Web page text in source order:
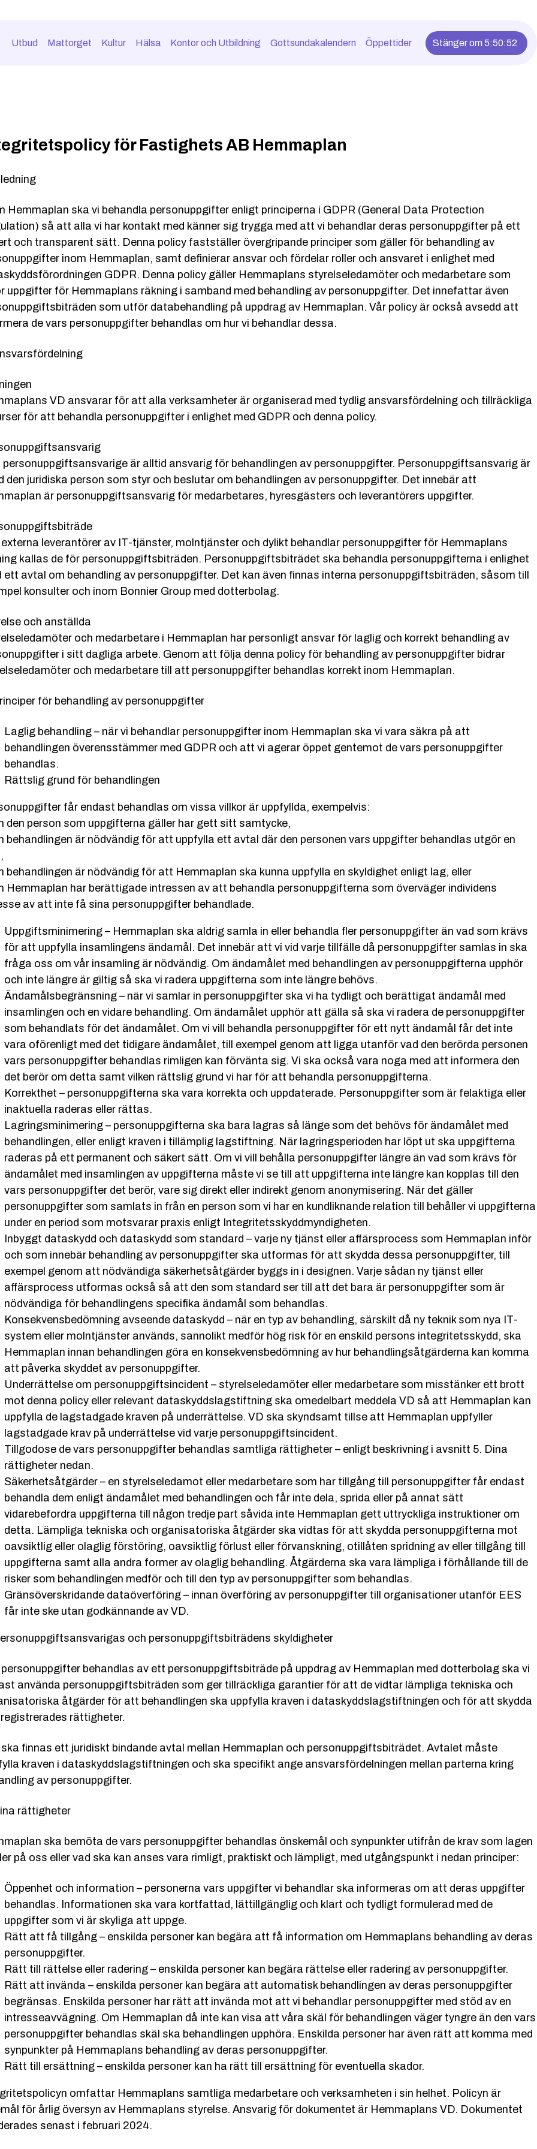
Utbud Mattorget Kultur Hälsa Kontor och Utbildning Gottsundakalendern Öppettider Stänger om 5:50:51
för Fastighets AB Hemmaplan
Hemmaplan ska vi behandla personuppgifter enligt principerna i GDPR (General Data Protection
så att alla vi har kontakt med känner sig trygga med att vi behandlar deras personuppgifter på ett
och transparent sätt. Denna policy fastställer övergripande principer som gäller för behandling av
inom Hemmaplan, samt definierar ansvar och fördelar roller och ansvaret i enlighet med
GDPR. Denna policy gäller Hemmaplans styrelseledamöter och medarbetare som
uppgifter för Hemmaplans räkning i samband med behandling av personuppgifter. Det innefattar även
som utför databehandling på uppdrag av Hemmaplan. Vår policy är också avsedd att
de vars personuppgifter behandlas om hur vi behandlar dessa.
VD ansvarar för att alla verksamheter är organiserad med tydlig ansvarsfördelning och tillräckliga
för att behandla personuppgifter i enlighet med GDPR och denna policy.
personuppgiftsansvarige är alltid ansvarig för behandlingen av personuppgifter. Personuppgiftsansvarig är
den juridiska person som styr och beslutar om behandlingen av personuppgifter. Det innebär att
är personuppgiftsansvarig för medarbetares, hyresgästers och leverantörers uppgifter.
externa leverantörer av IT-tjänster, molntjänster och dylikt behandlar personuppgifter för Hemmaplans
kallas de för personuppgiftsbiträden. Personuppgiftsbiträdet ska behandla personuppgifterna i enlighet
ett avtal om behandling av personuppgifter. Det kan även finnas interna personuppgiftsbiträden, såsom till
konsulter och inom Bonnier Group med dotterbolag.
och anställda
och medarbetare i Hemmaplan har personligt ansvar för laglig och korrekt behandling av
i sitt dagliga arbete. Genom att följa denna policy för behandling av personuppgifter bidrar
och medarbetare till att personuppgifter behandlas korrekt inom Hemmaplan.
för behandling av personuppgifter
Laglig behandling – när vi behandlar personuppgifter inom Hemmaplan ska vi vara säkra på att
behandlingen överensstämmer med GDPR och att vi agerar öppet gentemot de vars personuppgifter
behandlas.
Rättslig grund för behandlingen
får endast behandlas om vissa villkor är uppfyllda, exempelvis:
den person som uppgifterna gäller har gett sitt samtycke,
behandlingen är nödvändig för att uppfylla ett avtal där den personen vars uppgifter behandlas utgör en
behandlingen är nödvändig för att Hemmaplan ska kunna uppfylla en skyldighet enligt lag, eller
Hemmaplan har berättigade intressen av att behandla personuppgifterna som överväger individens
av att inte få sina personuppgifter behandlade.
Uppgiftsminimering – Hemmaplan ska aldrig samla in eller behandla fler personuppgifter än vad som krävs
för att uppfylla insamlingens ändamål. Det innebär att vi vid varje tillfälle då personuppgifter samlas in ska
fråga oss om vår insamling är nödvändig. Om ändamålet med behandlingen av personuppgifterna upphör
och inte längre är giltig så ska vi radera uppgifterna som inte längre behövs.
Ändamålsbegränsning – när vi samlar in personuppgifter ska vi ha tydligt och berättigat ändamål med
insamlingen och en vidare behandling. Om ändamålet upphör att gälla så ska vi radera de personuppgifter
som behandlats för det ändamålet. Om vi vill behandla personuppgifter för ett nytt ändamål får det inte
vara oförenligt med det tidigare ändamålet, till exempel genom att ligga utanför vad den berörda personen
vars personuppgifter behandlas rimligen kan förvänta sig. Vi ska också vara noga med att informera den
det berör om detta samt vilken rättslig grund vi har för att behandla personuppgifterna.
Korrekthet – personuppgifterna ska vara korrekta och uppdaterade. Personuppgifter som är felaktiga eller
inaktuella raderas eller rättas.
Lagringsminimering – personuppgifterna ska bara lagras så länge som det behövs för ändamålet med
behandlingen, eller enligt kraven i tillämplig lagstiftning. När lagringsperioden har löpt ut ska uppgifterna
raderas på ett permanent och säkert sätt. Om vi vill behålla personuppgifter längre än vad som krävs för
ändamålet med insamlingen av uppgifterna måste vi se till att uppgifterna inte längre kan kopplas till den
vars personuppgifter det berör, vare sig direkt eller indirekt genom anonymisering. När det gäller
personuppgifter som samlats in från en person som vi har en kundliknande relation till behåller vi uppgifterna
under en period som motsvarar praxis enligt Integritetsskyddmyndigheten.
Inbyggt dataskydd och dataskydd som standard – varje ny tjänst eller affärsprocess som Hemmaplan inför
och som innebär behandling av personuppgifter ska utformas för att skydda dessa personuppgifter, till
exempel genom att nödvändiga säkerhetsåtgärder byggs in i designen. Varje sådan ny tjänst eller
affärsprocess utformas också så att den som standard ser till att det bara är personuppgifter som är
nödvändiga för behandlingens specifika ändamål som behandlas.
Konsekvensbedömning avseende dataskydd – när en typ av behandling, särskilt då ny teknik som nya IT-
system eller molntjänster används, sannolikt medför hög risk för en enskild persons integritetsskydd, ska
Hemmaplan innan behandlingen göra en konsekvensbedömning av hur behandlingsåtgärderna kan komma
att påverka skyddet av personuppgifter.
Underrättelse om personuppgiftsincident – styrelseledamöter eller medarbetare som misstänker ett brott
mot denna policy eller relevant dataskyddslagstiftning ska omedelbart meddela VD så att Hemmaplan kan
uppfylla de lagstadgade kraven på underrättelse. VD ska skyndsamt tillse att Hemmaplan uppfyller
lagstadgade krav på underrättelse vid varje personuppgiftsincident.
Tillgodose de vars personuppgifter behandlas samtliga rättigheter – enligt beskrivning i avsnitt 5. Dina
rättigheter nedan.
Säkerhetsåtgärder – en styrelseledamot eller medarbetare som har tillgång till personuppgifter får endast
behandla dem enligt ändamålet med behandlingen och får inte dela, sprida eller på annat sätt
vidarebefordra uppgifterna till någon tredje part såvida inte Hemmaplan gett uttryckliga instruktioner om
detta. Lämpliga tekniska och organisatoriska åtgärder ska vidtas för att skydda personuppgifterna mot
oavsiktlig eller olaglig förstöring, oavsiktlig förlust eller förvanskning, otillåten spridning av eller tillgång till
uppgifterna samt alla andra former av olaglig behandling. Åtgärderna ska vara lämpliga i förhållande till de
risker som behandlingen medför och till den typ av personuppgifter som behandlas.
Gränsöverskridande dataöverföring – innan överföring av personuppgifter till organisationer utanför EES
får inte ske utan godkännande av VD.
och personuppgiftsbiträdens skyldigheter
personuppgifter behandlas av ett personuppgiftsbiträde på uppdrag av Hemmaplan med dotterbolag ska vi
använda personuppgiftsbiträden som ger tillräckliga garantier för att de vidtar lämpliga tekniska och
åtgärder för att behandlingen ska uppfylla kraven i dataskyddslagstiftningen och för att skydda
registrerades rättigheter.
finnas ett juridiskt bindande avtal mellan Hemmaplan och personuppgiftsbiträdet. Avtalet måste
kraven i dataskyddslagstiftningen och ska specifikt ange ansvarsfördelningen mellan parterna kring
av personuppgifter.
rättigheter
ska bemöta de vars personuppgifter behandlas önskemål och synpunkter utifrån de krav som lagen
på oss eller vad ska kan anses vara rimligt, praktiskt och lämpligt, med utgångspunkt i nedan principer:
Öppenhet och information – personerna vars uppgifter vi behandlar ska informeras om att deras uppgifter
behandlas. Informationen ska vara kortfattad, lättillgänglig och klart och tydligt formulerad med de
uppgifter som vi är skyliga att uppge.
Rätt att få tillgång – enskilda personer kan begära att få information om Hemmaplans behandling av deras
personuppgifter.
Rätt till rättelse eller radering – enskilda personer kan begära rättelse eller radering av personuppgifter.
Rätt att invända – enskilda personer kan begära att automatisk behandlingen av deras personuppgifter
begränsas. Enskilda personer har rätt att invända mot att vi behandlar personuppgifter med stöd av en
intresseavvägning. Om Hemmaplan då inte kan visa att våra skäl för behandlingen väger tyngre än den vars
personuppgifter behandlas skäl ska behandlingen upphöra. Enskilda personer har även rätt att komma med
synpunkter på Hemmaplans behandling av deras personuppgifter.
Rätt till ersättning – enskilda personer kan ha rätt till ersättning för eventuella skador.
omfattar Hemmaplans samtliga medarbetare och verksamheten i sin helhet. Policyn är
för årlig översyn av Hemmaplans styrelse. Ansvarig för dokumentet är Hemmaplans VD. Dokumentet
senast i februari 2024.